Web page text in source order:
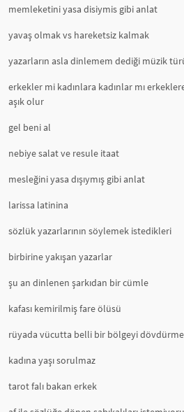
memleketini yasa disiymis gibi anlat
yavaş olmak vs hareketsiz kalmak
yazarların asla dinlemem dediği müzik
erkekler mi kadınlara kadınlar mı
aşık olur
gel beni al
nebiye salat ve resule itaat
mesleğini yasa dışıymış gibi anlat
larissa latinina
sözlük yazarlarının söylemek istedikleri
birbirine yakışan yazarlar
şu an dinlenen şarkıdan bir cümle
kafası kemirilmiş fare ölüsü
rüyada vücutta belli bir bölgeyi
kadına yaşı sorulmaz
tarot falı bakan erkek